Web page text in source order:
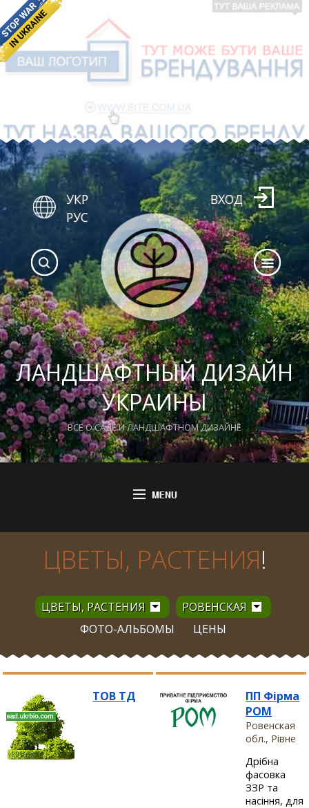
ЛАНДШАФТНЫЙ ДИЗАЙН
УКРАИНЫ
ВСЕ О САДЕ И ЛАНДШАФТНОМ ДИЗАЙНЕ
УКР
РУС
ВХОД
ЦВЕТЫ, РАСТЕНИЯ!
ЦВЕТЫ, РАСТЕНИЯ
РОВЕНСКАЯ
ФОТО-АЛЬБОМЫ
ЦЕНЫ
ТОВ ТД
ПП Фірма
РОМ
Ровенская
обл., Рівне
Дрібна
фасовка
ЗЗР та
насіння, для